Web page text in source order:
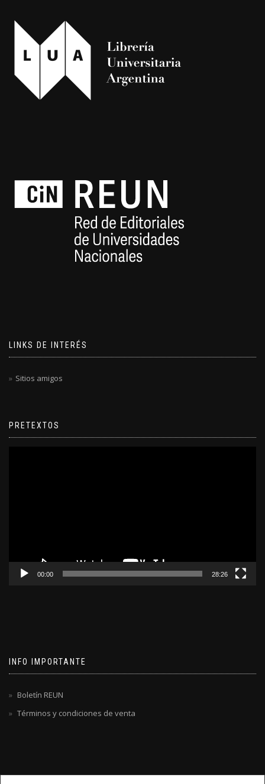
LINKS DE INTERÉS
Sitios amigos
PRETEXTOS
00:00 28:26
INFO IMPORTANTE
Boletín REUN
Términos y condiciones de venta